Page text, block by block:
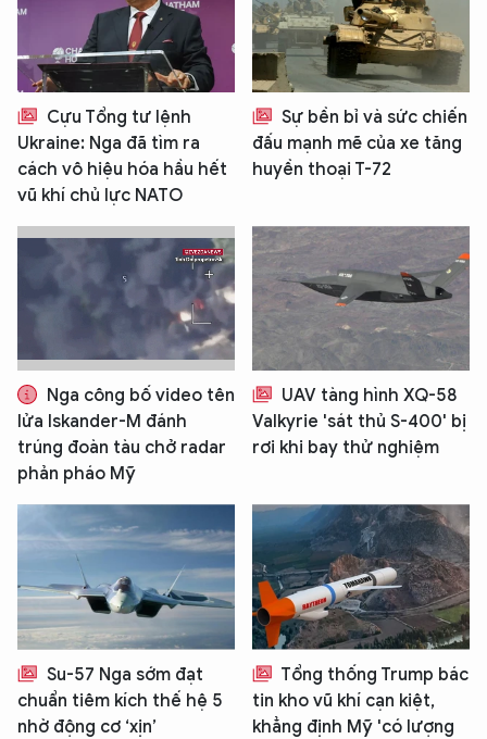
Cựu Tổng tư lệnh
Ukraine: Nga đã tìm ra
cách vô hiệu hóa hầu hết
vũ khí chủ lực NATO
Sự bền bỉ và sức chiến
đấu mạnh mẽ của xe tăng
huyền thoại T-72
Nga công bố video tên
lửa Iskander-M đánh
trúng đoàn tàu chở radar
phản pháo Mỹ
UAV tàng hình XQ-58
Valkyrie 'sát thủ S-400' bị
rơi khi bay thử nghiệm
Su-57 Nga sớm đạt
chuẩn tiêm kích thế hệ 5
nhờ động cơ ‘xịn’
Tổng thống Trump bác
tin kho vũ khí cạn kiệt,
khẳng định Mỹ 'có lượng